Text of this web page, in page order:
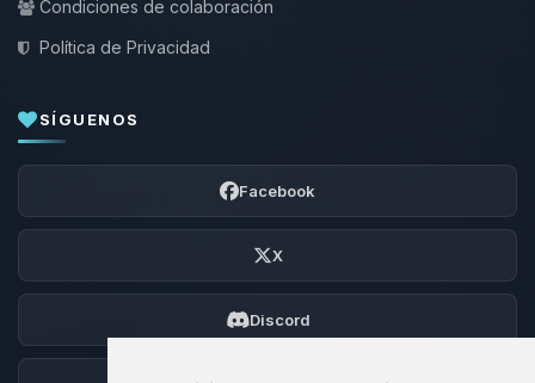
Condiciones de colaboración
Política de Privacidad
SÍGUENOS
Facebook
X
Discord